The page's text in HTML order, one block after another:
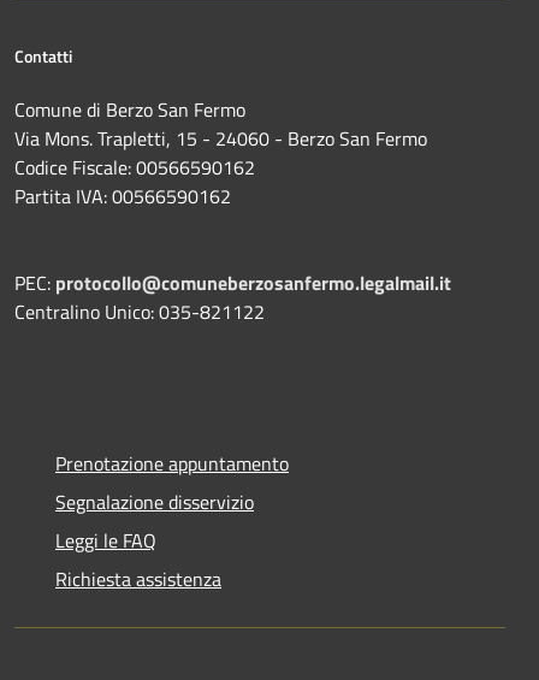
Contatti
Comune di Berzo San Fermo
Via Mons. Trapletti, 15 - 24060 - Berzo San Fermo
Codice Fiscale: 00566590162
Partita IVA: 00566590162
PEC: protocollo@comuneberzosanfermo.legalmail.it
Centralino Unico: 035-821122
Prenotazione appuntamento
Segnalazione disservizio
Leggi le FAQ
Richiesta assistenza